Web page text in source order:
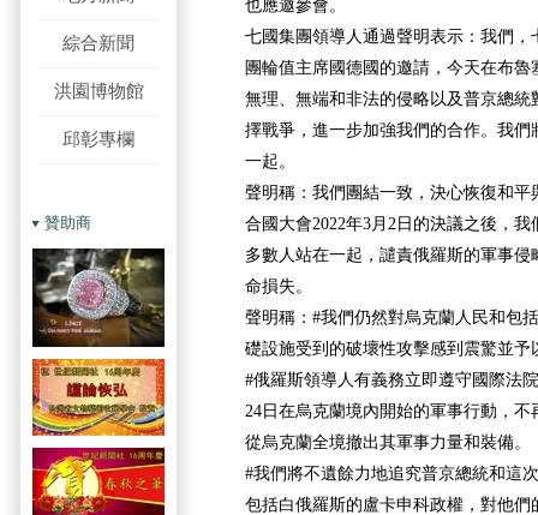
綜合新聞
洪園博物館
邱彰專欄
贊助商
也應邀參會。
七國集團領導人通過聲明表示：我們
團輪值主席國德國的邀請，今天在布
無理、無端和非法的侵略以及普京總
擇戰爭，進一步加強我們的合作。我
一起。
聲明稱：我們團結一致，決心恢復和
合國大會2022年3月2日的決議之後，
多數人站在一起，譴責俄羅斯的軍事
命損失。
聲明稱：#我們仍然對烏克蘭人民和包
礎設施受到的破壞性攻擊感到震驚並予
#俄羅斯領導人有義務立即遵守國際法
24日在烏克蘭境內開始的軍事行動，
從烏克蘭全境撤出其軍事力量和裝備。
#我們將不遺餘力地追究普京總統和這
包括白俄羅斯的盧卡申科政權，對他們